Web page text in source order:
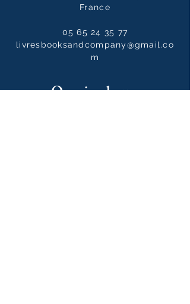
France
05 65 24 35 77
livresbooksandcompany@gmail.co
m
Opening hours